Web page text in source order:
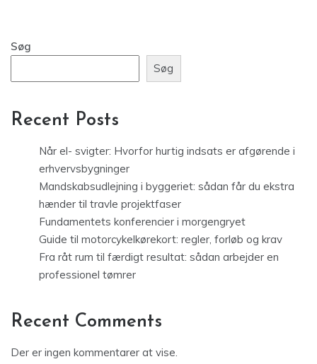
Søg
Søg
Recent Posts
Når el- svigter: Hvorfor hurtig indsats er afgørende i
erhvervsbygninger
Mandskabsudlejning i byggeriet: sådan får du ekstra
hænder til travle projektfaser
Fundamentets konferencier i morgengryet
Guide til motorcykelkørekort: regler, forløb og krav
Fra råt rum til færdigt resultat: sådan arbejder en
professionel tømrer
Recent Comments
Der er ingen kommentarer at vise.